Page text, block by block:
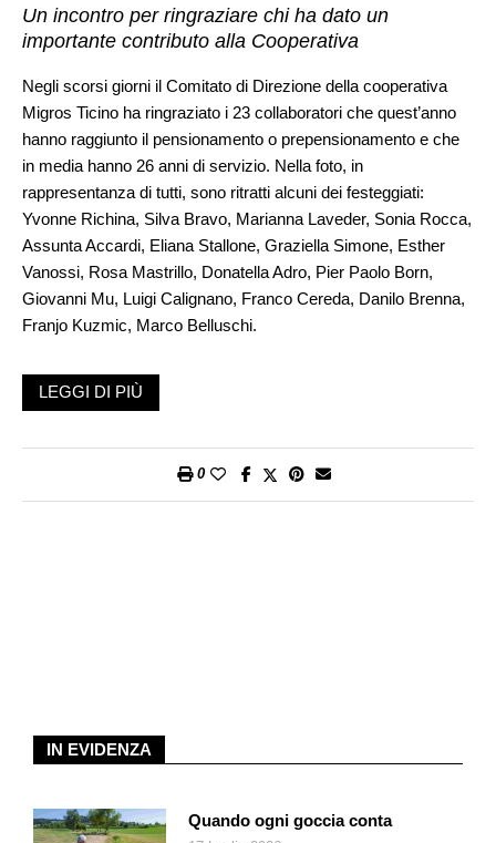
Un incontro per ringraziare chi ha dato un
importante contributo alla Cooperativa
Negli scorsi giorni il Comitato di Direzione della cooperativa
Migros Ticino ha ringraziato i 23 collaboratori che quest’anno
hanno raggiunto il pensionamento o prepensionamento e che
in media hanno 26 anni di servizio. Nella foto, in
rappresentanza di tutti, sono ritratti alcuni dei festeggiati:
Yvonne Richina, Silva Bravo, Marianna Laveder, Sonia Rocca,
Assunta Accardi, Eliana Stallone, Graziella Simone, Esther
Vanossi, Rosa Mastrillo, Donatella Adro, Pier Paolo Born,
Giovanni Mu, Luigi Calignano, Franco Cereda, Danilo Brenna,
Franjo Kuzmic, Marco Belluschi.
LEGGI DI PIÙ
0
IN EVIDENZA
Quando ogni goccia conta